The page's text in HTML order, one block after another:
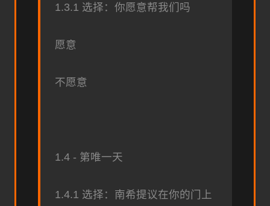
1.3.1 选择：你愿意帮我们吗
愿意
不愿意
1.4 - 第唯一天
1.4.1 选择：南希提议在你的门上